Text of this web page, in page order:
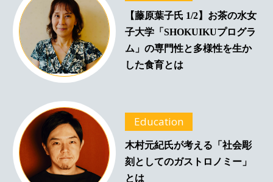
【藤原葉子氏 1/2】お茶の水女
子大学「SHOKUIKUプログラ
ム」の専門性と多様性を生か
した食育とは
Education
木村元紀氏が考える「社会彫
刻としてのガストロノミー」
とは